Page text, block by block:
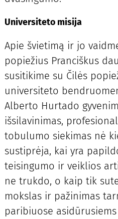
Universiteto misija
Apie švietimą ir jo
popiežius Pranciškus
susitikime su Čilės
universiteto
Alberto Hurtado
išsilavinimas,
tobulumo siekimas nė
sustiprėja, kai yra
teisingumo ir veiklios
ne trukdo, o kaip tik
mokslas ir pažinimas
paribiuose